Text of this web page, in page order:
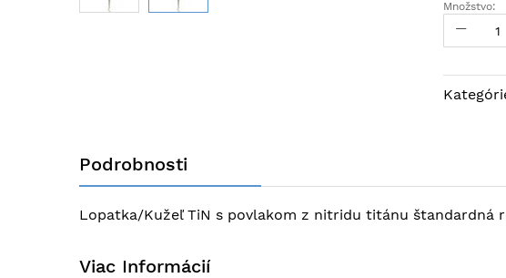
Množstvo:
Podrobnosti
Lopatka/Kužeľ TiN s povlakom z nitridu titánu štandardná
Viac Informácií